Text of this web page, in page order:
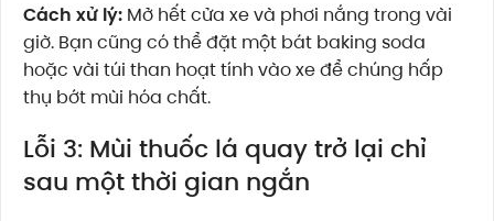
Cách xử lý: Mở hết cửa xe và phơi nắng trong vài
giờ. Bạn cũng có thể đặt một bát baking soda
hoặc vài túi than hoạt tính vào xe để chúng hấp
thụ bớt mùi hóa chất.
Lỗi 3: Mùi thuốc lá quay trở lại chỉ
sau một thời gian ngắn